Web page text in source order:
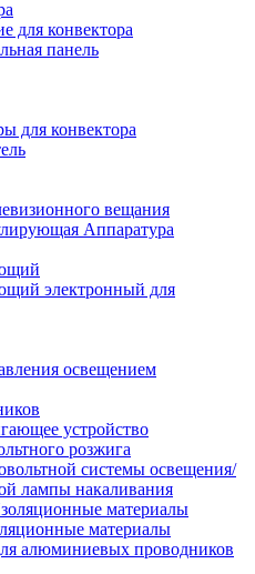
для конвектора
панель
для конвектора
вещания
Аппаратура
электронный для
освещением
устройство
розжига
системы освещения/
лампы накаливания
материалы
алюминиевых проводников